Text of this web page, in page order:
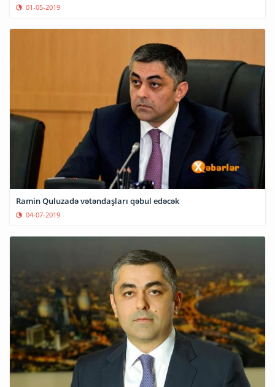
01-05-2019
Ramin Quluzadə vətəndaşları qəbul edəcək
04-07-2019